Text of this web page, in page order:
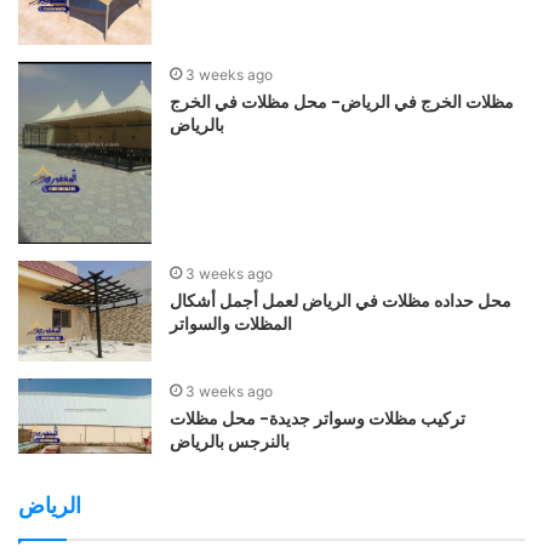
3 weeks ago
مظلات الخرج في الرياض- محل مظلات في الخرج
بالرياض
3 weeks ago
محل حداده مظلات في الرياض لعمل أجمل أشكال
المظلات والسواتر
3 weeks ago
تركيب مظلات وسواتر جديدة- محل مظلات
بالنرجس بالرياض
الرياض